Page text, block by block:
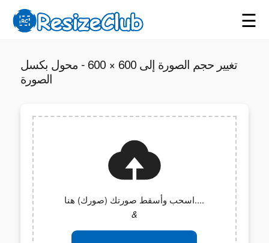
☰
تغيير حجم الصورة إلى 600 × 600 - محول بكسل
الصورة
اسحب وأسقط صورتك (صورك) هنا....
&